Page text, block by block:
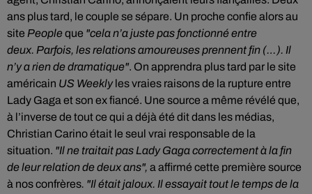
ans plus tard, le couple se sépare. Un proche confie alors au
site Peopleque "cela n’a juste pas fonctionné entre
deux. Parfois, les relations amoureuses prennent fin (…). Il
n’y a rien de dramatique". On apprendra plus tard par le site
américain US Weeklyles vraies raisons de la rupture entre
Lady Gaga et son ex fiancé. Une source a même révélé que,
à l’inverse de tout ce qui a déjà été dit dans les médias,
Christian Carino était le seul vrai responsable de la
situation. "Il ne traitait pas Lady Gaga correctement à la fin
de leur relation de deux ans", a affirmé cette première source
à nos confrères. "Il était jaloux. Il essayait tout le temps de la